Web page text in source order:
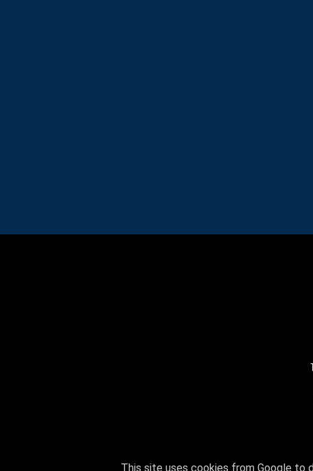
This site uses cookies from Google to